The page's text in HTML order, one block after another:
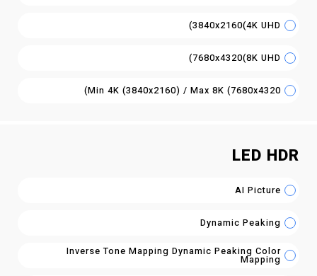
3840x2160(4K UHD)
7680x4320(8K UHD)
Min 4K (3840x2160) / Max 8K (7680x4320)
LED HDR
AI Picture
Dynamic Peaking
Inverse Tone Mapping Dynamic Peaking Color
Mapping